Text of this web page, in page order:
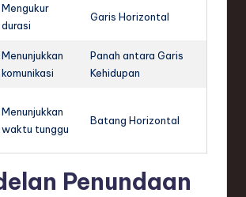
Mengukur
durasi
Garis Horizontal
Menunjukkan
komunikasi
Panah antara Garis
Kehidupan
Menunjukkan
waktu tunggu
Batang Horizontal
Penundaan